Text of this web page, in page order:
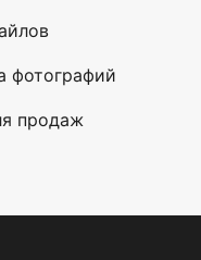
фотографий
продаж